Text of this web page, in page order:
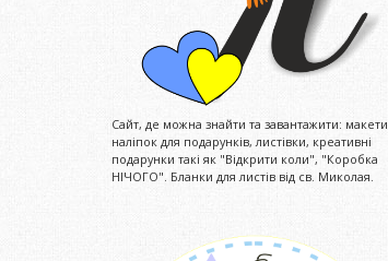
Сайт, де можна знайти та завантажити: макети
наліпок для подарунків, листівки, креативні
подарунки такі як "Відкрити коли", "Коробка
НІЧОГО". Бланки для листів від св. Миколая.